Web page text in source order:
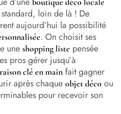
loin de là ! De
aujourd’hui la possibilité
. On choisit ses
une shopping liste pensée
pros gérer jusqu’à
clé en main fait gagner
après chaque objet déco ou
pour recevoir son